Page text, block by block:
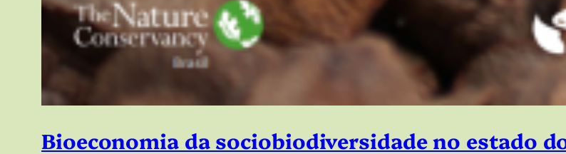
Bioeconomia da sociobiodiversidade no estado